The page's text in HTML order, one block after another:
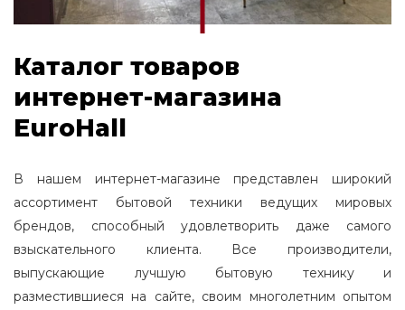
Каталог товаров
интернет-магазина
EuroHall
В нашем интернет-магазине представлен широкий
ассортимент бытовой техники ведущих мировых
брендов, способный удовлетворить даже самого
взыскательного клиента. Все производители,
выпускающие лучшую бытовую технику и
разместившиеся на сайте, своим многолетним опытом